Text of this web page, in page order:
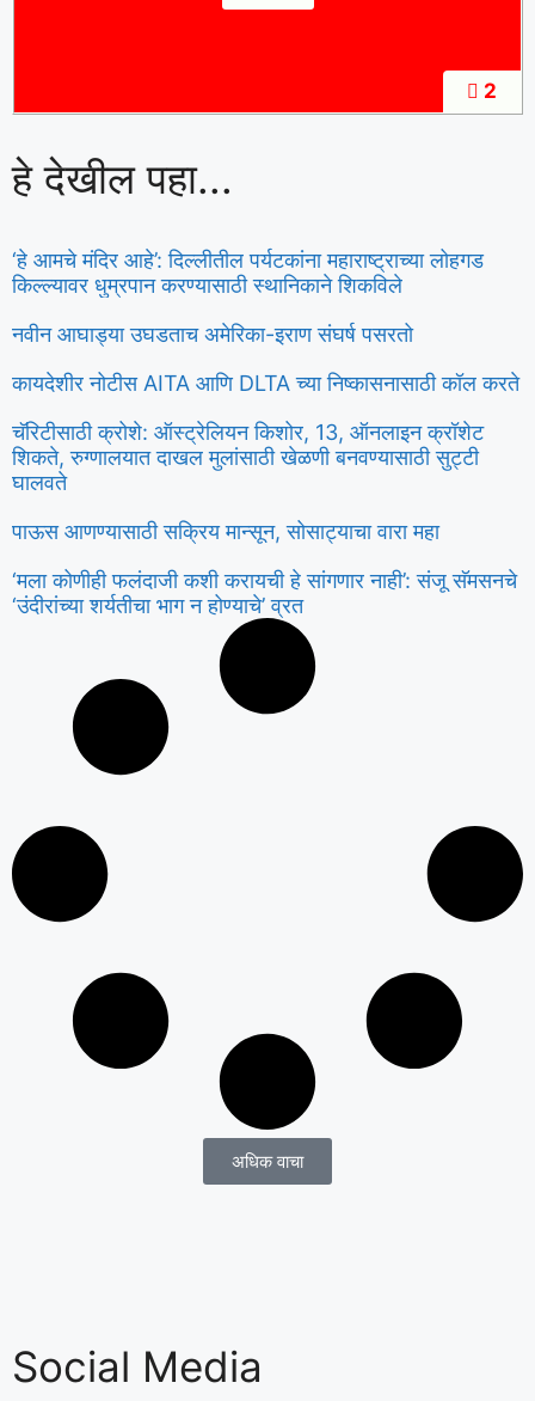
2
हे देखील पहा...
‘हे आमचे मंदिर आहे’: दिल्लीतील पर्यटकांना महाराष्ट्राच्या लोहगड
किल्ल्यावर धुम्रपान करण्यासाठी स्थानिकाने शिकविले
नवीन आघाड्या उघडताच अमेरिका-इराण संघर्ष पसरतो
कायदेशीर नोटीस AITA आणि DLTA च्या निष्कासनासाठी कॉल करते
चॅरिटीसाठी क्रोशे: ऑस्ट्रेलियन किशोर, 13, ऑनलाइन क्रॉशेट
शिकते, रुग्णालयात दाखल मुलांसाठी खेळणी बनवण्यासाठी सुट्टी
घालवते
पाऊस आणण्यासाठी सक्रिय मान्सून, सोसाट्याचा वारा महा
‘मला कोणीही फलंदाजी कशी करायची हे सांगणार नाही’: संजू सॅमसनचे
‘उंदीरांच्या शर्यतीचा भाग न होण्याचे’ व्रत
अधिक वाचा
Social Media